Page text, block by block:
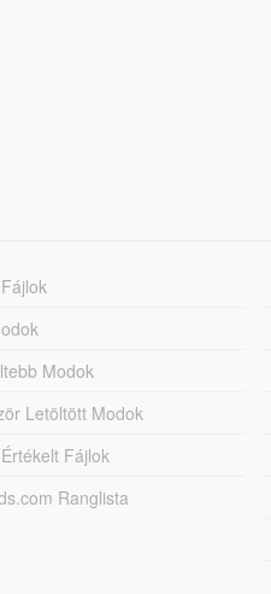
Modok
Letöltött Modok
Fájlok
Ranglista